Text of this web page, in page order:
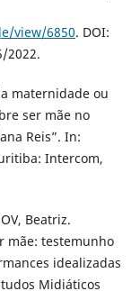
view/6850. DOI:
2022.
maternidade ou
ser mãe no
Reis”. In:
Intercom,
Beatriz.
mãe: testemunho
idealizadas
Midiáticos